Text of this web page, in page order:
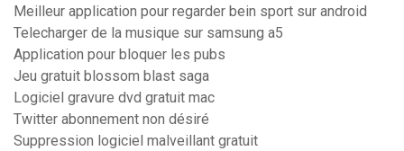
Meilleur application pour regarder bein sport sur android
Telecharger de la musique sur samsung a5
Application pour bloquer les pubs
Jeu gratuit blossom blast saga
Logiciel gravure dvd gratuit mac
Twitter abonnement non désiré
Suppression logiciel malveillant gratuit